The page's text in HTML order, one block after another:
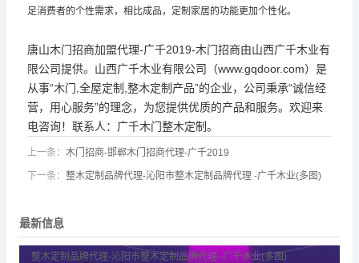
足消费者的个性需求，相比成品，定制家居的功能更加个性化。
唐山木门招商加盟代理-广千2019-木门招商由山西广千木业有
限公司提供。山西广千木业有限公司（www.gqdoor.com）是
从事“木门,全屋定制,整木定制产品”的企业，公司秉承“诚信经
营，用心服务”的理念，为您提供优质的产品和服务。欢迎来
电咨询！联系人： 广千木门整木定制。
上一条： 木门招商-邯郸木门招商代理-广千2019
下一条： 整木定制品牌代理-沁阳市整木定制品牌代理 -广千木业(多图)
最新信息
整木定制品牌代理-沁阳市整木定制品牌代理 -广千木业(多图)